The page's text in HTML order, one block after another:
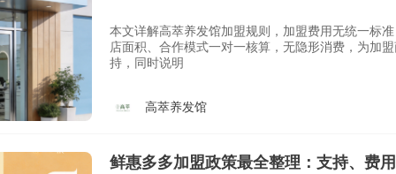
本文详解高萃养发馆加盟规则，加盟费用无统一标
店面积、合作模式一对一核算，无隐形消费，为加
持，同时说明
高萃养发馆
鲜惠多多加盟政策最全整理：支持、费